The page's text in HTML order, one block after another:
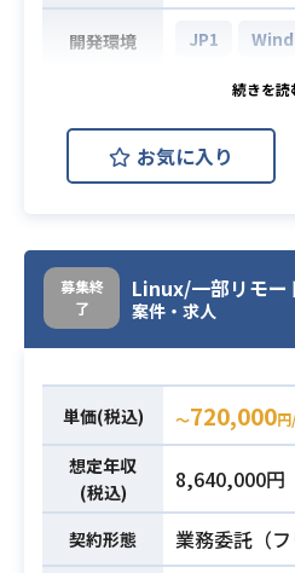
開発環境 JP1
業務内容
サーバー移
の運用保守
設計書がない
対応いただ
必須スキル
・ミドルウ
・サーバー
・サーバー
お気に入り
募集終
了
Linux/一部リモー
案件・求人
単価(税込) 〜720,000
想定年収
(税込)
8,640,000円
契約形態 業務委託（フ